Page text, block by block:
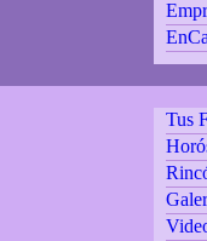
Tus